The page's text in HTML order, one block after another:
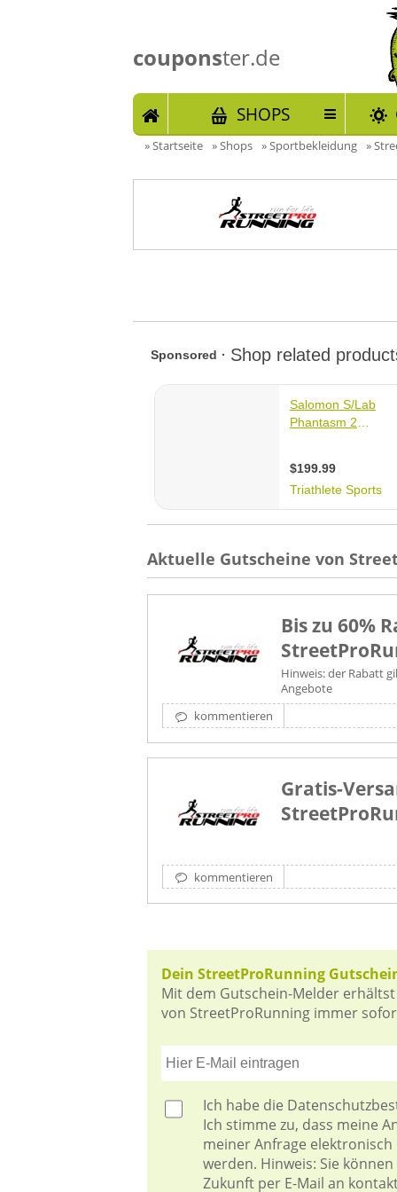
couponster.de
START SHOPS
»Startseite »Shops »Sportbekleidung »
Aktuelle Gutscheine von
Bis zu 60%
Hinweis: der Rabatt
Angebote
kommentieren
Gratis-
kommentieren
Dein StreetProRunning
Mit dem Gutschein-Melder
von StreetProRunning immer
Ich habe die
Ich stimme zu, dass meine
meiner Anfrage
werden. Hinweis: Sie
Zukunft per E-Mail an